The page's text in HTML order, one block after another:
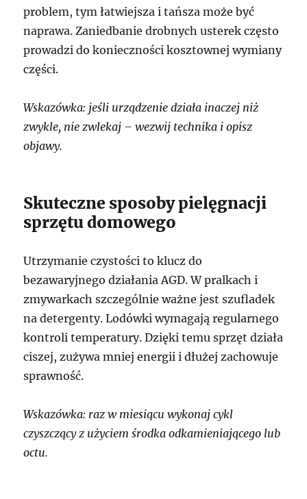
problem, tym łatwiejsza i tańsza może być
naprawa. Zaniedbanie drobnych usterek często
prowadzi do konieczności kosztownej wymiany
części.
Wskazówka: jeśli urządzenie działa inaczej niż
zwykle, nie zwlekaj – wezwij technika i opisz
objawy.
Skuteczne sposoby pielęgnacji
sprzętu domowego
Utrzymanie czystości to klucz do
bezawaryjnego działania AGD. W pralkach i
zmywarkach szczególnie ważne jest szufladek
na detergenty. Lodówki wymagają regularnego
kontroli temperatury. Dzięki temu sprzęt działa
ciszej, zużywa mniej energii i dłużej zachowuje
sprawność.
Wskazówka: raz w miesiącu wykonaj cykl
czyszczący z użyciem środka odkamieniającego lub
octu.